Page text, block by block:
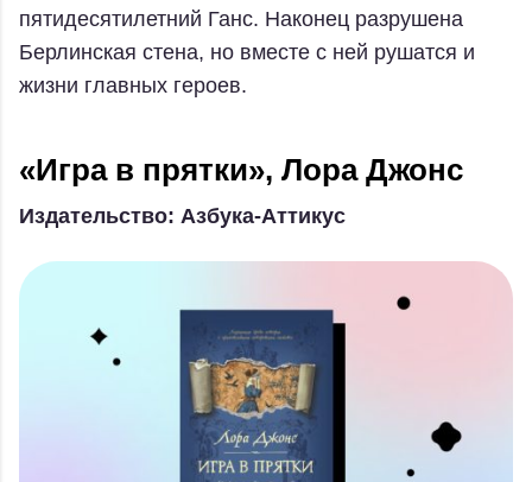
пятидесятилетний Ганс. Наконец разрушена
Берлинская стена, но вместе с ней рушатся и
жизни главных героев.
«Игра в прятки», Лора Джонс
Издательство: Азбука-Аттикус